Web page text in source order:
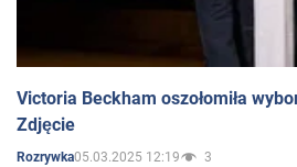
Victoria Beckham oszołomiła
Zdjęcie
Rozrywka05.03.2025 12:19 3